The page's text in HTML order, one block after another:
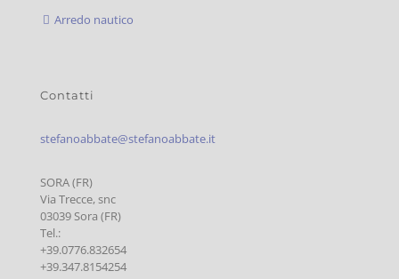
Arredo nautico
Contatti
stefanoabbate@stefanoabbate.it
SORA (FR)
Via Trecce, snc
03039 Sora (FR)
Tel.:
+39.0776.832654
+39.347.8154254